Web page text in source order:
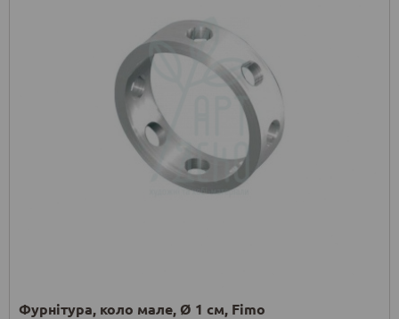
Фурнітура, коло мале, Ø 1 см, Fimo